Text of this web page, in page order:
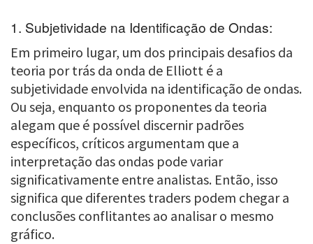
1. Subjetividade na Identificação de Ondas:
Em primeiro lugar, um dos principais desafios da
teoria por trás da onda de Elliott é a
subjetividade envolvida na identificação de ondas.
Ou seja, enquanto os proponentes da teoria
alegam que é possível discernir padrões
específicos, críticos argumentam que a
interpretação das ondas pode variar
significativamente entre analistas. Então, isso
significa que diferentes traders podem chegar a
conclusões conflitantes ao analisar o mesmo
gráfico.